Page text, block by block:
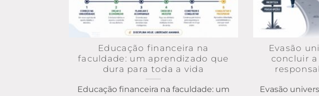
Educação financeira na
faculdade: um aprendizado que
dura para toda a vida
Educação financeira na faculdade: um
Evasão
concluir
Evasão